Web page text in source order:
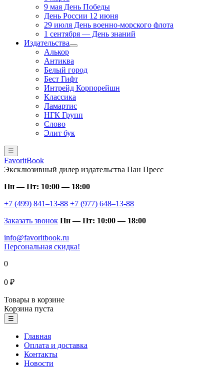
9 мая День Победы
День России 12 июня
29 июля День военно-морского флота
1 сентября — День знаний
Издательства
Алькор
Антиква
Белый город
Бест Гифт
Интрейд Корпорейшн
Классика
Ламартис
НГК Групп
Слово
Элит бук
☰
FavoritBook
Эксклюзивный дилер издательства Пан Пресс
Пн — Пт: 10:00 — 18:00
+7 (499) 841–13-88 +7 (977) 648–13-88
Заказать звонок Пн — Пт: 10:00 — 18:00
info@favoritbook.ru
Персональная скидка!
0
0 ₽
Товары в корзине
Корзина пуста
☰
Главная
Оплата и доставка
Контакты
Новости